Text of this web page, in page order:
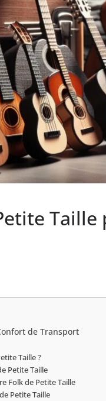
de ⁢Transport
Taille ?
Petite Taille
Folk de Petite Taille
​Petite⁢ Taille